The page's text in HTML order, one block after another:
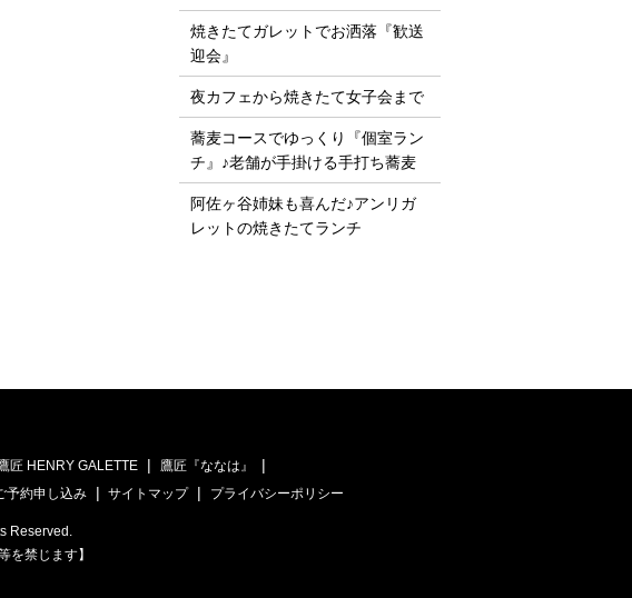
焼きたてガレットでお洒落『歓送
迎会』
夜カフェから焼きたて女子会まで
蕎麦コースでゆっくり『個室ラン
チ』♪老舗が手掛ける手打ち蕎麦
阿佐ヶ谷姉妹も喜んだ♪アンリガ
レットの焼きたてランチ
匠 HENRY GALETTE
鷹匠『ななは』
予約申し込み サイトマップ プライバシーポリシー
Reserved.
を禁じます】